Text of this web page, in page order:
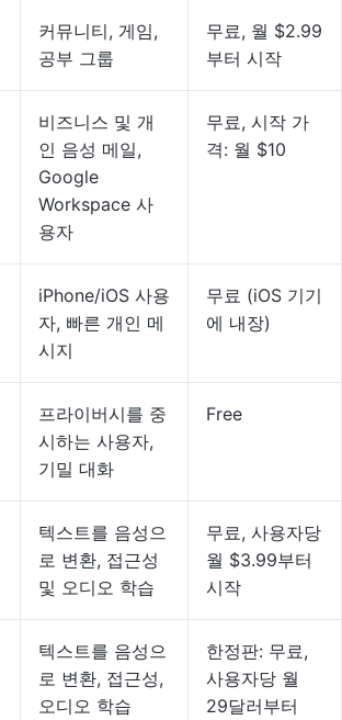
커뮤니티, 게임,
공부 그룹
무료, 월 $2.99
부터 시작
비즈니스 및 개
인 음성 메일,
Google
Workspace 사
용자
무료, 시작 가
격: 월 $10
iPhone/iOS 사용
자, 빠른 개인 메
시지
무료 (iOS 기기
에 내장)
프라이버시를 중
시하는 사용자,
기밀 대화
Free
텍스트를 음성으
로 변환, 접근성
및 오디오 학습
무료, 사용자당
월 $3.99부터
시작
텍스트를 음성으
로 변환, 접근성,
오디오 학습
한정판: 무료,
사용자당 월
29달러부터